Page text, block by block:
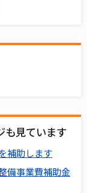
も見ています
補助します
備事業費補助金